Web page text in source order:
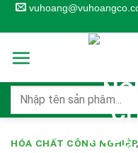
Skip
to
content
HÓA CHẤT CÔNG NGHIỆP,